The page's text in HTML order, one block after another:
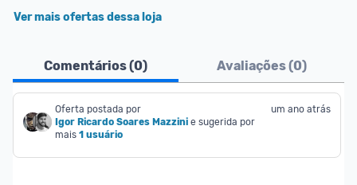
Ver mais ofertas dessa loja
Comentários (0) Avaliações (0)
Oferta postada por
Igor Ricardo Soares Mazzini e sugerida por
mais 1 usuário
um ano atrás